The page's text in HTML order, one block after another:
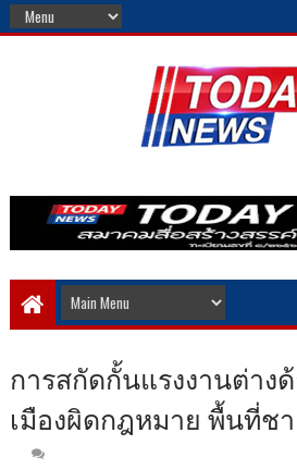
การสกัดกั้นแรงงานต่าง
เมืองผิดกฎหมาย พื้นที่ช